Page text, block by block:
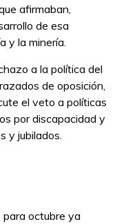
afirmaban,
de esa
y la minería.
a la política del
de oposición,
el veto a políticas
por discapacidad y
y jubilados.
octubre ya